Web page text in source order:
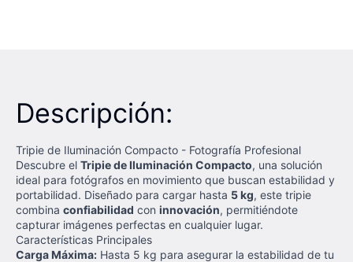
Descripción:
Tripie de Iluminación Compacto - Fotografía Profesional
Descubre el Tripie de Iluminación Compacto, una solución
ideal para fotógrafos en movimiento que buscan estabilidad y
portabilidad. Diseñado para cargar hasta 5 kg, este tripie
combina confiabilidad con innovación, permitiéndote
capturar imágenes perfectas en cualquier lugar.
Características Principales
Carga Máxima: Hasta 5 kg para asegurar la estabilidad de tu